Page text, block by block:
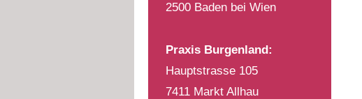
2500 Baden bei Wien
Praxis Burgenland:
Hauptstrasse 105
7411 Markt Allhau